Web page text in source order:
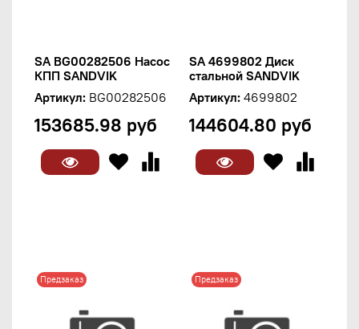
SA BG00282506 Насос
КПП SANDVIK
Артикул: BG00282506
153685.98 руб
SA 4699802 Диск
стальной SANDVIK
Артикул: 4699802
144604.80 руб
Предзаказ Предзаказ